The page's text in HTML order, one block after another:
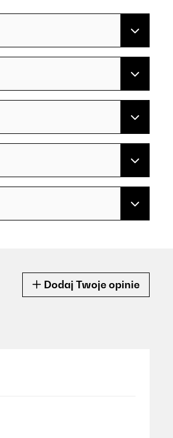
Dodaj Twoje opinie